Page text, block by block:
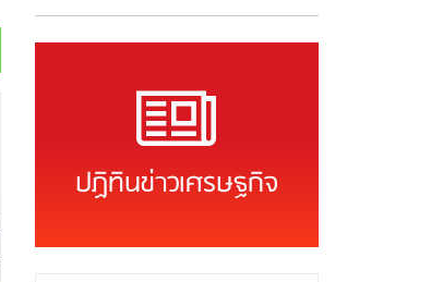
ปฏิทินข่าวเศรษฐกิจ